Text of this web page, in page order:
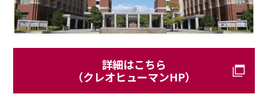
詳細はこちら
（クレオヒューマンHP）